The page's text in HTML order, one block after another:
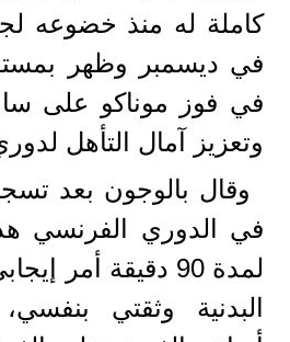
كاملة له منذ خضوعه
في ديسمبر وظهر
وتعزيز آمال التأهل
وقال بالوجون بعد
في الدوري الفرنسي
لمدة 90 دقيقة أمر
البدنية وثقتي